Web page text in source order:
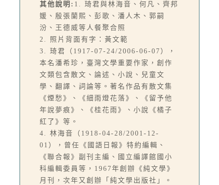
其他說明: 1. 琦君與林海音、何凡、齊邦
媛、殷張蘭熙、彭歌、潘人木、郭嗣
汾、王德威等人餐聚合照
2. 照片背面有字：黃文範
3. 琦君（1917-07-24/2006-06-07），
本名潘希珍，臺灣文學重要作家，創作
文類包含散文、論述、小說、兒童文
學、翻譯、詞論等。著名作品有散文集
《煙愁》、《細雨燈花落》、《留予他
年說夢痕》、《桂花雨》、小說《橘子
紅了》等。
4. 林海音（1918-04-28/2001-12-
01），曾任《國語日報》特約編輯、
《聯合報》副刊主編、國立編譯館國小
科編輯委員等，1967年創辦《純文學》
月刊，次年又創辦「純文學出版社」。